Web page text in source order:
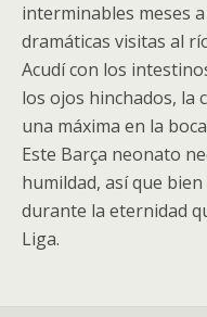
interminables meses
dramáticas visitas al
Acudí con los
los ojos hinchados, la
una máxima en la
Este Barça neonato
humildad, así que
durante la eternidad
Liga.